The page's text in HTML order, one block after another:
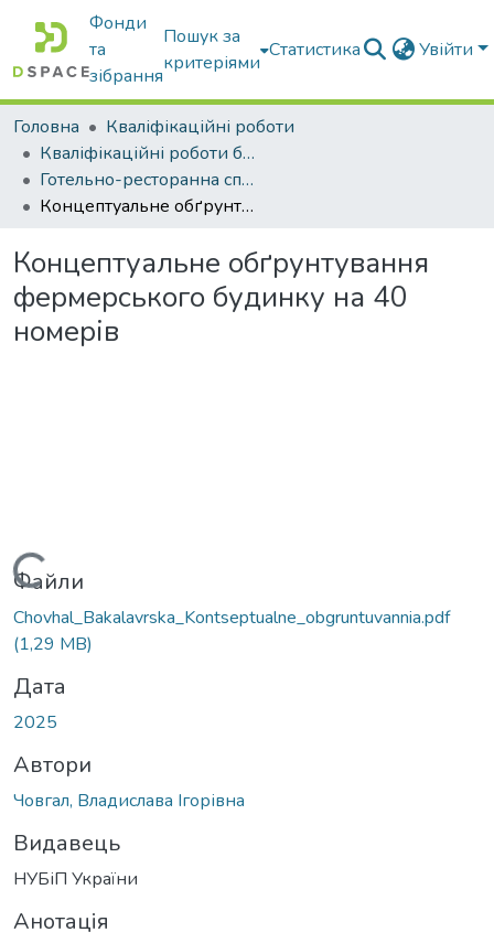
Фонди
та
зібрання
Пошук за
критеріями
Статистика Увійти
Головна
Кваліфікаційні роботи
Кваліфікаційні роботи бакалаврів
Готельно-ресторанна справа
Концептуальне обґрунтування фермерського будинку на 40 номерів
Концептуальне обґрунтування
фермерського будинку на 40
номерів
Вантажиться...
Файли
Chovhal_Bakalavrska_Kontseptualne_obgruntuvannia.pdf
(1,29 MB)
Дата
2025
Автори
Човгал, Владислава Ігорівна
Видавець
НУБіП України
Анотація